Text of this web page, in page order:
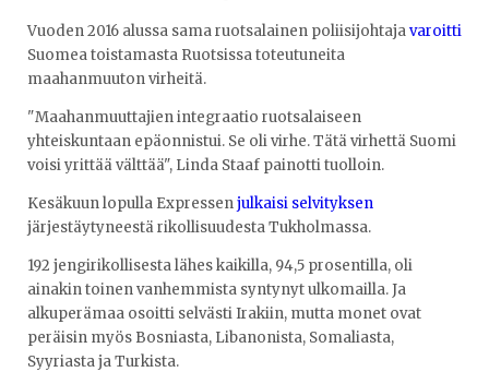
Vuoden 2016 alussa sama ruotsalainen poliisijohtajavaroitti
Suomea toistamasta Ruotsissa toteutuneita
maahanmuuton virheitä.
"Maahanmuuttajien integraatio ruotsalaiseen
yhteiskuntaan epäonnistui. Se oli virhe. Tätä virhettä Suomi
voisi yrittää välttää", Linda Staaf painotti tuolloin.
Kesäkuun lopulla Expressenjulkaisi selvityksen
järjestäytyneestä rikollisuudesta Tukholmassa.
192 jengirikollisesta lähes kaikilla, 94,5 prosentilla, oli
ainakin toinen vanhemmista syntynyt ulkomailla. Ja
alkuperämaa osoitti selvästi Irakiin, mutta monet ovat
peräisin myös Bosniasta, Libanonista, Somaliasta,
Syyriasta ja Turkista.